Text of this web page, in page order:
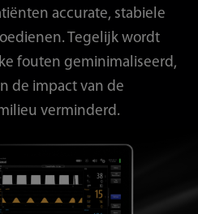
accurate, stabiele
Tegelijk wordt
fouten geminimaliseerd,
de impact van de
verminderd.